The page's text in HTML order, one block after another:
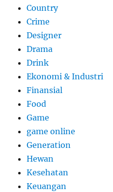
Country
Crime
Designer
Drama
Drink
Ekonomi & Industri
Finansial
Food
Game
game online
Generation
Hewan
Kesehatan
Keuangan